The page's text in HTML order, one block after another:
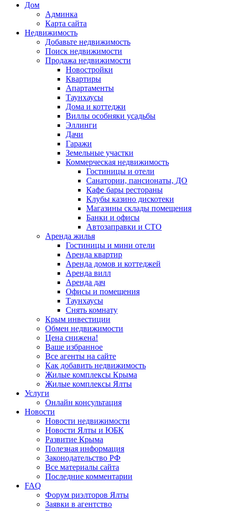
Дом
Админка
Карта сайта
Недвижимость
Добавьте недвижимость
Поиск недвижимости
Продажа недвижимости
Новостройки
Квартиры
Апартаменты
Таунхаусы
Дома и коттеджи
Виллы особняки усадьбы
Эллинги
Дачи
Гаражи
Земельные участки
Коммерческая недвижимость
Гостиницы и отели
Санатории, пансионаты, ДО
Кафе бары рестораны
Клубы казино дискотеки
Магазины склады помещения
Банки и офисы
Автозаправки и СТО
Аренда жилья
Гостиницы и мини отели
Аренда квартир
Аренда домов и коттеджей
Аренда вилл
Аренда дач
Офисы и помещения
Таунхаусы
Снять комнату
Крым инвестиции
Обмен недвижимости
Цена снижена!
Ваше избранное
Все агенты на сайте
Как добавить недвижимость
Жилые комплексы Крыма
Жилые комплексы Ялты
Услуги
Онлайн консультация
Новости
Новости недвижимости
Новости Ялты и ЮБК
Развитие Крыма
Полезная информация
Законодательство РФ
Все материалы сайта
Последние комментарии
FAQ
Форум риэлторов Ялты
Заявки в агентство